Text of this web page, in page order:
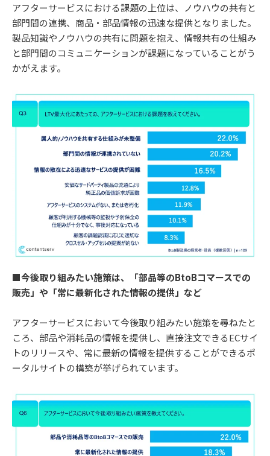
アフターサービスにおける課題の上位は、ノウハウの共有と
部門間の連携、商品・部品情報の迅速な提供となりました。
製品知識やノウハウの共有に問題を抱え、情報共有の仕組み
と部門間のコミュニケーションが課題になっていることがう
かがえます。
■今後取り組みたい施策は、「部品等のBtoBコマースでの
販売」や「常に最新化された情報の提供」など
アフターサービスにおいて今後取り組みたい施策を尋ねたと
ころ、部品や消耗品の情報を提供し、直接注文できるECサイ
トのリリースや、常に最新の情報を提供することができるポ
ータルサイトの構築が挙げられています。